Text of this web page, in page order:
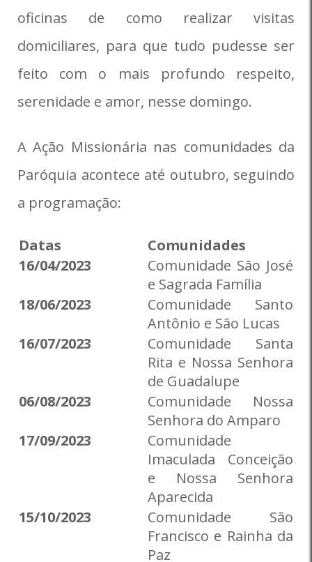
oficinas de como realizar visitas
domiciliares, para que tudo pudesse ser
feito com o mais profundo respeito,
serenidade e amor, nesse domingo.
A Ação Missionária nas comunidades da
Paróquia acontece até outubro, seguindo
a programação:
Datas
Comunidades
16/04/2023
Comunidade São José
e Sagrada Família
18/06/2023
Comunidade Santo
Antônio e São Lucas
16/07/2023
Comunidade Santa
Rita e Nossa Senhora
de Guadalupe
06/08/2023
Comunidade Nossa
Senhora do Amparo
17/09/2023
Comunidade
Imaculada Conceição
e Nossa Senhora
Aparecida
15/10/2023
Comunidade São
Francisco e Rainha da
Paz